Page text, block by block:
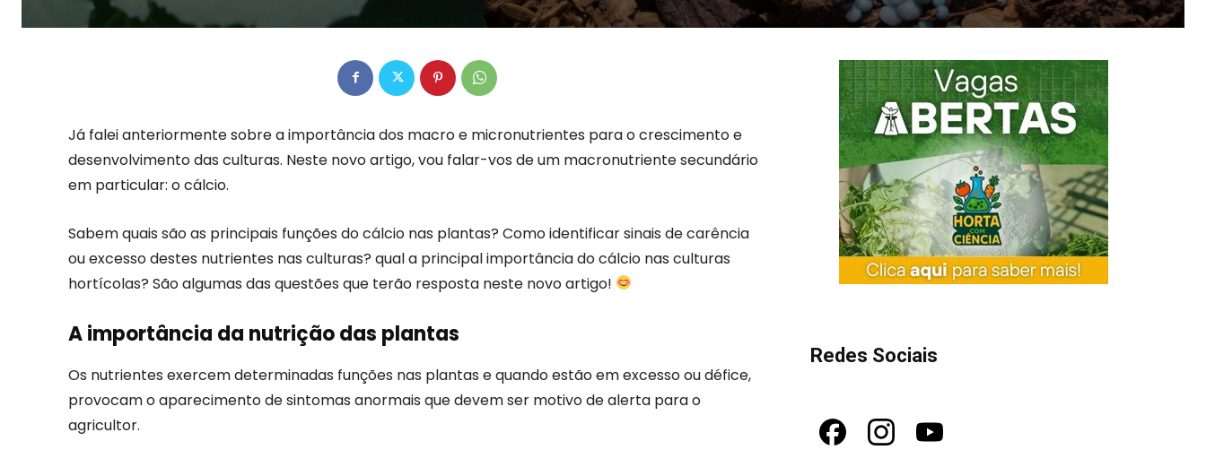
Já falei anteriormente sobre a importância dos macro e micronutrientes para o crescimento e
desenvolvimento das culturas. Neste novo artigo, vou falar-vos de um macronutriente secundário
em particular: o cálcio.
Sabem quais são as principais funções do cálcio nas plantas? Como identificar sinais de carência
ou excesso destes nutrientes nas culturas? qual a principal importância do cálcio nas culturas
hortícolas? São algumas das questões que terão resposta neste novo artigo!
A importância da nutrição das plantas
Os nutrientes exercem determinadas funções nas plantas e quando estão em excesso ou défice,
provocam o aparecimento de sintomas anormais que devem ser motivo de alerta para o
agricultor.
Redes Sociais